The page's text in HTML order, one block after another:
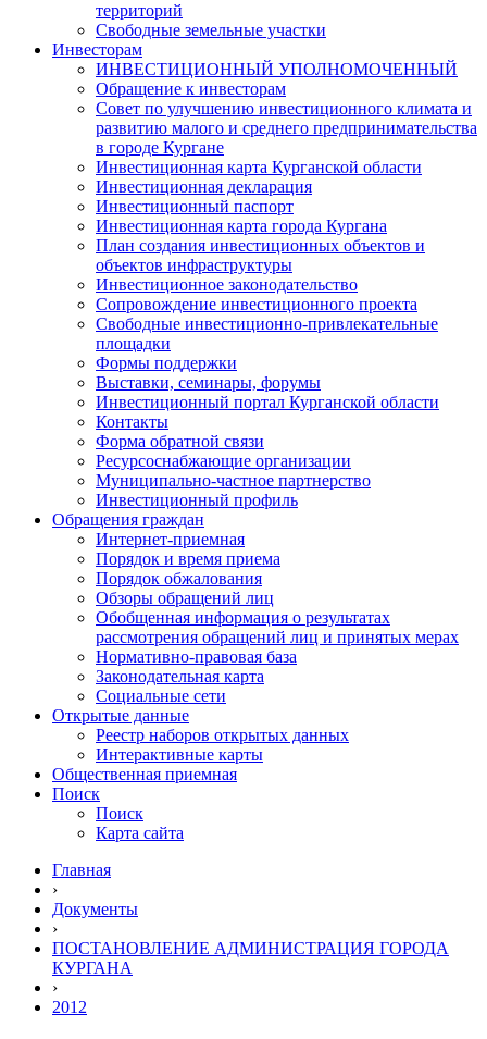
территорий
Свободные земельные участки
Инвесторам
ИНВЕСТИЦИОННЫЙ УПОЛНОМОЧЕННЫЙ
Обращение к инвесторам
Совет по улучшению инвестиционного климата и
развитию малого и среднего предпринимательства
в городе Кургане
Инвестиционная карта Курганской области
Инвестиционная декларация
Инвестиционный паспорт
Инвестиционная карта города Кургана
План создания инвестиционных объектов и
объектов инфраструктуры
Инвестиционное законодательство
Сопровождение инвестиционного проекта
Свободные инвестиционно-привлекательные
площадки
Формы поддержки
Выставки, семинары, форумы
Инвестиционный портал Курганской области
Контакты
Форма обратной связи
Ресурсоснабжающие организации
Муниципально-частное партнерство
Инвестиционный профиль
Обращения граждан
Интернет-приемная
Порядок и время приема
Порядок обжалования
Обзоры обращений лиц
Обобщенная информация о результатах
рассмотрения обращений лиц и принятых мерах
Нормативно-правовая база
Законодательная карта
Социальные сети
Открытые данные
Реестр наборов открытых данных
Интерактивные карты
Общественная приемная
Поиск
Поиск
Карта сайта
Главная
›
Документы
›
ПОСТАНОВЛЕНИЕ АДМИНИСТРАЦИЯ ГОРОДА
КУРГАНА
›
2012